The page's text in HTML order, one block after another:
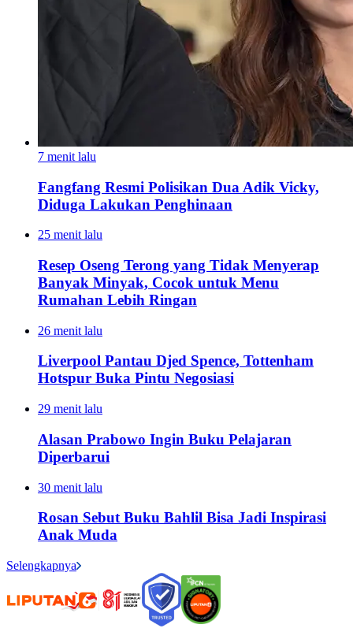
7 menit lalu
Fangfang Resmi Polisikan Dua Adik Vicky,
Diduga Lakukan Penghinaan
25 menit lalu
Resep Oseng Terong yang Tidak Menyerap
Banyak Minyak, Cocok untuk Menu
Rumahan Lebih Ringan
26 menit lalu
Liverpool Pantau Djed Spence, Tottenham
Hotspur Buka Pintu Negosiasi
29 menit lalu
Alasan Prabowo Ingin Buku Pelajaran
Diperbarui
30 menit lalu
Rosan Sebut Buku Bahlil Bisa Jadi Inspirasi
Anak Muda
Selengkapnya